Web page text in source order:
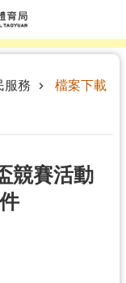
服務 檔案下載
競賽活動